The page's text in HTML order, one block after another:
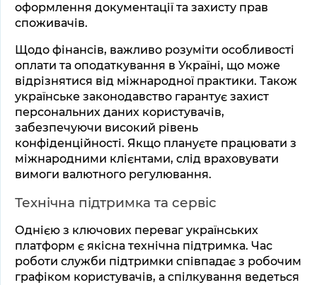
оформлення документації та захисту прав
споживачів.
Щодо фінансів, важливо розуміти особливості
оплати та оподаткування в Україні, що може
відрізнятися від міжнародної практики. Також
українське законодавство гарантує захист
персональних даних користувачів,
забезпечуючи високий рівень
конфіденційності. Якщо плануєте працювати з
міжнародними клієнтами, слід враховувати
вимоги валютного регулювання.
Технічна підтримка та сервіс
Однією з ключових переваг українських
платформ є якісна технічна підтримка. Час
роботи служби підтримки співпадає з робочим
графіком користувачів, а спілкування ведеться